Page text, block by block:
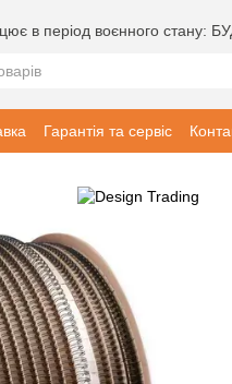
в період воєнного стану:
Гарантія та сервіс